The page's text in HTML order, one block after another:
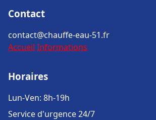
Contact
contact@chauffe-eau-51.fr
Accueil Informations
Horaires
Lun-Ven: 8h-19h
Service d'urgence 24/7